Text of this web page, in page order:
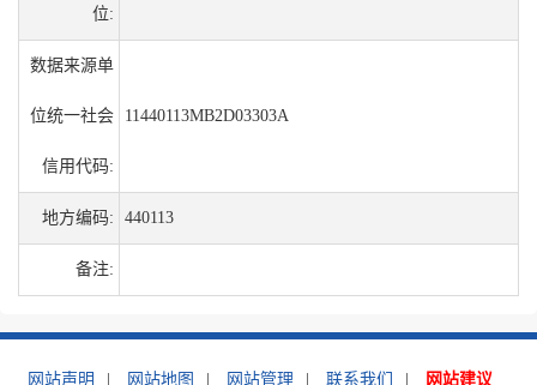
位:
数据来源单
位统一社会
信用代码:
11440113MB2D03303A
地方编码: 440113
备注:
网站声明 网站地图 网站管理 联系我们 网站建议